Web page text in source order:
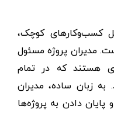
کسب‌وکارهای کوچک،
مدیران پروژه مسئول
هستند که در تمام
زبان ساده، مدیران
پایان دادن به پروژه‌ها